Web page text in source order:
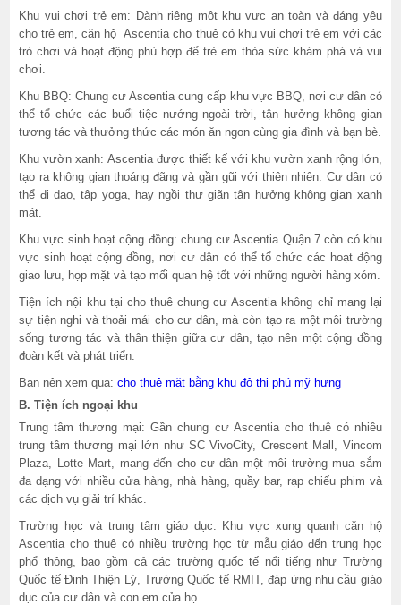
Khu vui chơi trẻ em: Dành riêng một khu vực an toàn và đáng yêu
cho trẻ em, căn hộ Ascentia cho thuê có khu vui chơi trẻ em với các
trò chơi và hoạt động phù hợp để trẻ em thỏa sức khám phá và vui
chơi.
Khu BBQ: Chung cư Ascentia cung cấp khu vực BBQ, nơi cư dân có
thể tổ chức các buổi tiệc nướng ngoài trời, tận hưởng không gian
tương tác và thưởng thức các món ăn ngon cùng gia đình và bạn bè.
Khu vườn xanh: Ascentia được thiết kế với khu vườn xanh rộng lớn,
tạo ra không gian thoáng đãng và gần gũi với thiên nhiên. Cư dân có
thể đi dạo, tập yoga, hay ngồi thư giãn tận hưởng không gian xanh
mát.
Khu vực sinh hoạt cộng đồng: chung cư Ascentia Quận 7 còn có khu
vực sinh hoạt cộng đồng, nơi cư dân có thể tổ chức các hoạt động
giao lưu, họp mặt và tạo mối quan hệ tốt với những người hàng xóm.
Tiện ích nội khu tại cho thuê chung cư Ascentia không chỉ mang lại
sự tiện nghi và thoải mái cho cư dân, mà còn tạo ra một môi trường
sống tương tác và thân thiện giữa cư dân, tạo nên một cộng đồng
đoàn kết và phát triển.
Bạn nên xem qua:cho thuê mặt bằng khu đô thị phú mỹ hưng
B. Tiện ích ngoại khu
Trung tâm thương mại: Gần chung cư Ascentia cho thuê có nhiều
trung tâm thương mại lớn như SC VivoCity, Crescent Mall, Vincom
Plaza, Lotte Mart, mang đến cho cư dân một môi trường mua sắm
đa dạng với nhiều cửa hàng, nhà hàng, quầy bar, rạp chiếu phim và
các dịch vụ giải trí khác.
Trường học và trung tâm giáo dục: Khu vực xung quanh căn hộ
Ascentia cho thuê có nhiều trường học từ mẫu giáo đến trung học
phổ thông, bao gồm cả các trường quốc tế nổi tiếng như Trường
Quốc tế Đinh Thiện Lý, Trường Quốc tế RMIT, đáp ứng nhu cầu giáo
dục của cư dân và con em của họ.